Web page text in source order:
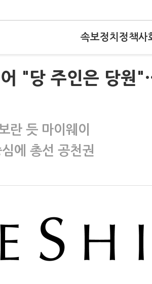
속보정치 정책사
"당 주인은 당원
란 듯 마이웨이
에 총선 공천권